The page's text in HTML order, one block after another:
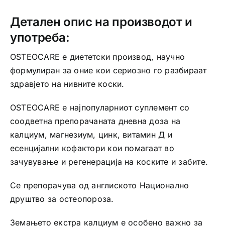
Детален опис на производот и
употреба:
OSTEOCARE е диететски производ, научно
формулиран за оние кои сериозно го разбираат
здравјето на нивните коски.
OSTEOCARE е најпопуларниот суплемент со
соодветна препорачаната дневна доза на
калциум, магнезиум, цинк, витамин Д и
есенцијални кофактори кои помагаат во
зачувување и регенерација на коските и забите.
Се препорачува од англиското Национално
друштво за остеопороза.
Земањето екстра калциум е особено важно за